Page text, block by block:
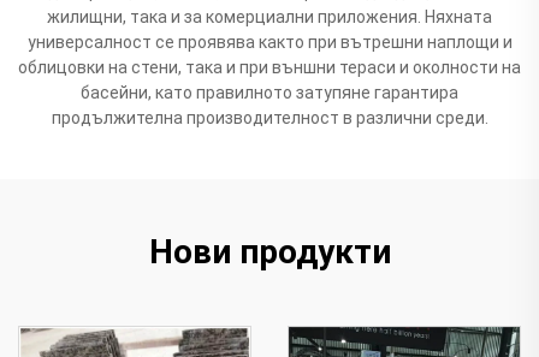
жилищни, така и за комерциални приложения. Няхната
универсалност се проявява както при вътрешни наплощи и
облицовки на стени, така и при външни тераси и околности на
басейни, като правилното затупяне гарантира
продължителна производителност в различни среди.
Нови продукти